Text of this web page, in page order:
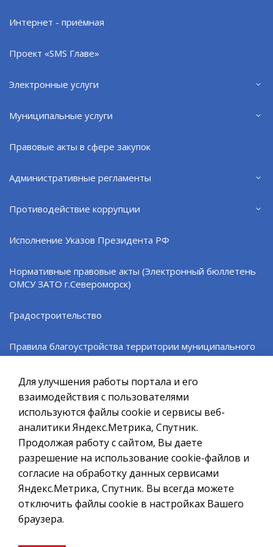
Интернет - приёмная
Проект «SMS Главе»
Электронные услуги
Муниципальные услуги
Правовые акты в сфере закупок
Административные регламенты
Противодействие коррупции
Исполнение Указов Президента РФ
Нормативные правовые акты (Электронный бюллетень
ОМСУ ЗАТО г.Североморск)
Градостроительство
Правила благоустройства территории муниципального
образования ЗАТО г. Североморск
Североморская ТИК
Организации ОМСУ
Информация контролирующих, надзорных и учетных
органов
Информация СМКУ "ЕДДС"
Информационные ресурсы
https://www.gosuslugi.ru/10083
отцовства –https://www.gosuslugi.ru/600678/1/form
https://www.gosuslugi.ru/611049/1/form
государственной регистрации актов гражданского
наличие или отсутствие фактов государственной
регистрации акта гражданского состояния –
Официальный сайт ОМСУ муниципального
образования ЗАТО г.Североморск
При полном или частичном использовании материалов ссылка
на ресурс обязательна.
Если Вы обнаружили на странице ошибку, пожалуйста, выделите
курсором слово или фразу и нажмите сочетание клавиш
Ctrl+Enter
Политика в отношении обработки персональных данных
Создание сайта – Старт Икс
© 2010 - 2026
Для улучшения работы портала и его
взаимодействия с пользователями
используются файлы cookie и сервисы веб-
аналитики Яндекс.Метрика, Спутник.
Продолжая работу с сайтом, Вы даете
разрешение на использование cookie-файлов и
согласие на обработку данных сервисами
Яндекс.Метрика, Спутник. Вы всегда можете
отключить файлы cookie в настройках Вашего
браузера.